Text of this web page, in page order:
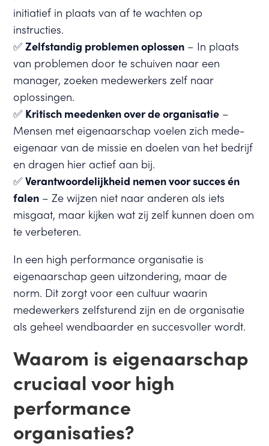
initiatief in plaats van af te wachten op
instructies.
✅Zelfstandig problemen oplossen – In plaats
van problemen door te schuiven naar een
manager, zoeken medewerkers zelf naar
oplossingen.
✅ Kritisch meedenken over de organisatie –
Mensen met eigenaarschap voelen zich mede-
eigenaar van de missie en doelen van het bedrijf
en dragen hier actief aan bij.
✅Verantwoordelijkheid nemen voor succes én
falen – Ze wijzen niet naar anderen als iets
misgaat, maar kijken wat zij zelf kunnen doen om
te verbeteren.
In een high performance organisatie is
eigenaarschap geen uitzondering, maar de
norm. Dit zorgt voor een cultuur waarin
medewerkers zelfsturend zijn en de organisatie
als geheel wendbaarder en succesvoller wordt.
Waarom is eigenaarschap
cruciaal voor high
performance
organisaties?